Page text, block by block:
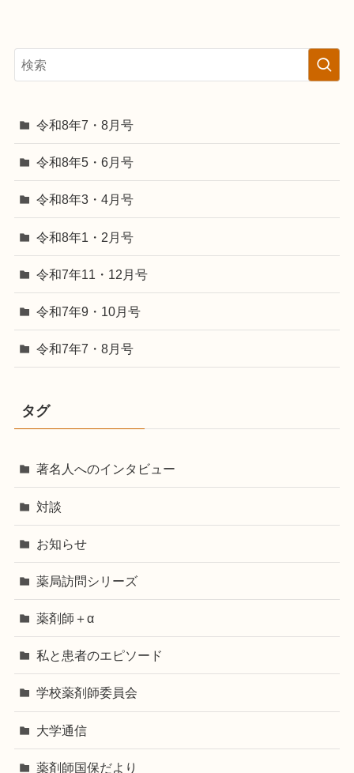
令和8年7・8月号
令和8年5・6月号
令和8年3・4月号
令和8年1・2月号
令和7年11・12月号
令和7年9・10月号
令和7年7・8月号
タグ
著名人へのインタビュー
対談
お知らせ
薬局訪問シリーズ
薬剤師＋α
私と患者のエピソード
学校薬剤師委員会
大学通信
薬剤師国保だより